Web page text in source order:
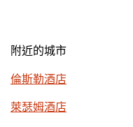
附近的城市
倫斯勒酒店
萊瑟姆酒店